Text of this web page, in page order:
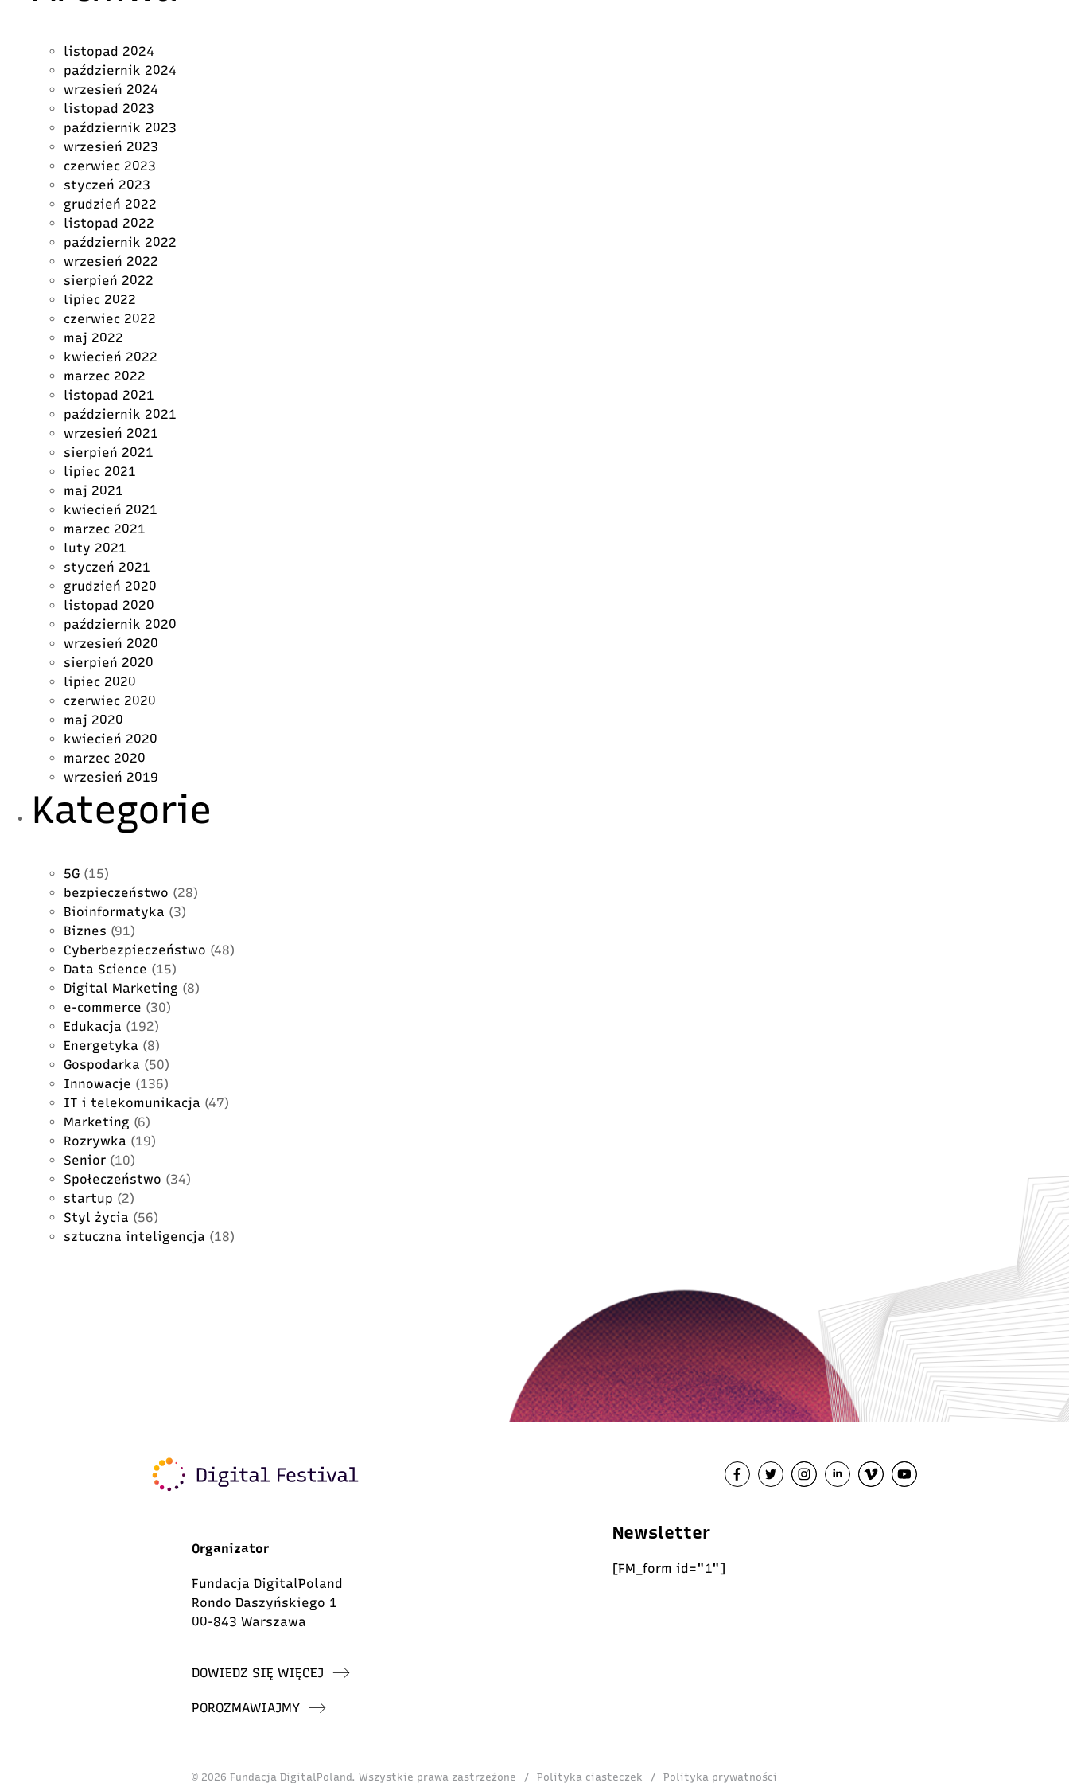
listopad 2024
październik 2024
wrzesień 2024
listopad 2023
październik 2023
wrzesień 2023
czerwiec 2023
styczeń 2023
grudzień 2022
listopad 2022
październik 2022
wrzesień 2022
sierpień 2022
lipiec 2022
czerwiec 2022
maj 2022
kwiecień 2022
marzec 2022
listopad 2021
październik 2021
wrzesień 2021
sierpień 2021
lipiec 2021
maj 2021
kwiecień 2021
marzec 2021
luty 2021
styczeń 2021
grudzień 2020
listopad 2020
październik 2020
wrzesień 2020
sierpień 2020
lipiec 2020
czerwiec 2020
maj 2020
kwiecień 2020
marzec 2020
wrzesień 2019
Kategorie
5G (15)
bezpieczeństwo (28)
Bioinformatyka (3)
Biznes (91)
Cyberbezpieczeństwo (48)
Data Science (15)
Digital Marketing (8)
e-commerce (30)
Edukacja (192)
Energetyka (8)
Gospodarka (50)
Innowacje (136)
IT i telekomunikacja (47)
Marketing (6)
Rozrywka (19)
Senior (10)
Społeczeństwo (34)
startup (2)
Styl życia (56)
sztuczna inteligencja (18)
Organizator
Fundacja DigitalPoland
Rondo Daszyńskiego 1
00-843 Warszawa
DOWIEDZ SIĘ WIĘCEJ
POROZMAWIAJMY
Newsletter
[FM_form id="1"]
© 2026 Fundacja DigitalPoland. Wszystkie prawa zastrzeżone / Polityka ciasteczek / Polityka prywatności